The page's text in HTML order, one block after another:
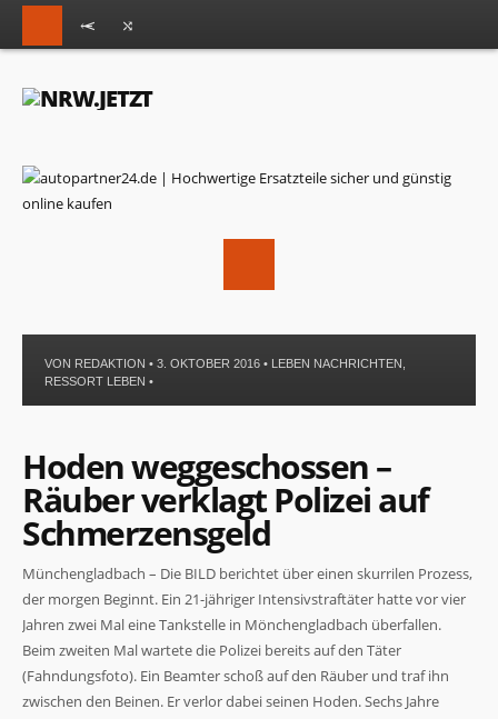
VON REDAKTION • 3. OKTOBER 2016 • LEBEN NACHRICHTEN
RESSORT LEBEN •
Hoden weggeschossen –
Räuber verklagt Polizei auf
Schmerzensgeld
Münchengladbach – Die BILD berichtet über einen skurrilen Prozess,
der morgen Beginnt. Ein 21-jähriger Intensivstraftäter hatte vor vier
Jahren zwei Mal eine Tankstelle in Mönchengladbach überfallen.
Beim zweiten Mal wartete die Polizei bereits auf den Täter
(Fahndungsfoto). Ein Beamter schoß auf den Räuber und traf ihn
zwischen den Beinen. Er verlor dabei seinen Hoden. Sechs Jahre
Notwendig
Diese
Cookies